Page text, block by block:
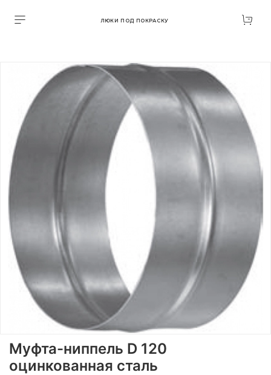
ЛЮКИ ПОД ПОКРАСКУ
Муфта-ниппель D 120
оцинкованная сталь